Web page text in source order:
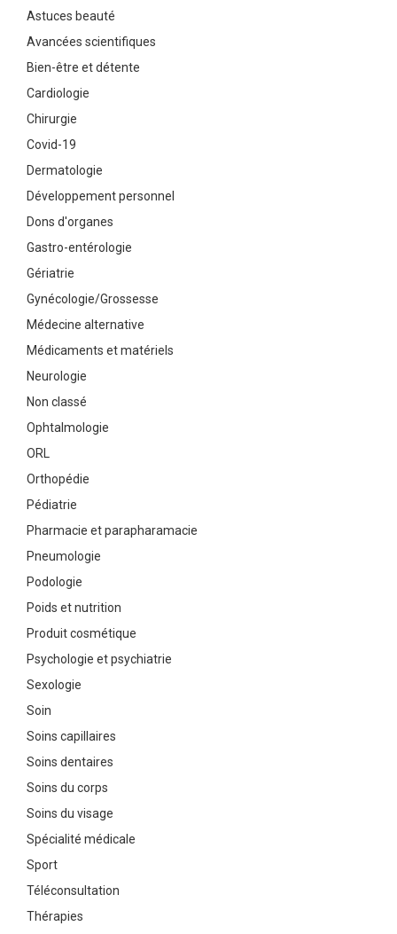
Astuces beauté
Avancées scientifiques
Bien-être et détente
Cardiologie
Chirurgie
Covid-19
Dermatologie
Développement personnel
Dons d'organes
Gastro-entérologie
Gériatrie
Gynécologie/Grossesse
Médecine alternative
Médicaments et matériels
Neurologie
Non classé
Ophtalmologie
ORL
Orthopédie
Pédiatrie
Pharmacie et parapharamacie
Pneumologie
Podologie
Poids et nutrition
Produit cosmétique
Psychologie et psychiatrie
Sexologie
Soin
Soins capillaires
Soins dentaires
Soins du corps
Soins du visage
Spécialité médicale
Sport
Téléconsultation
Thérapies